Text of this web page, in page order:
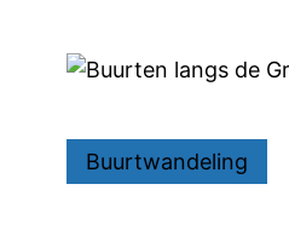
Buurtwandeling